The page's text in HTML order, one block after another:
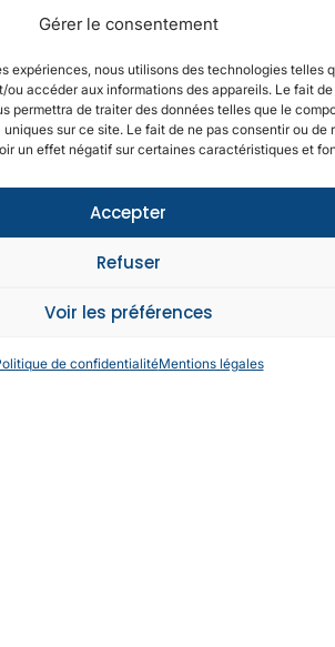
Gérer le consentement
expériences, nous utilisons des technologies telles
ou accéder aux informations des appareils. Le fait
permettra de traiter des données telles que le
sur ce site. Le fait de ne pas consentir ou de
un effet négatif sur certaines caractéristiques et
Accepter
Refuser
Voir les préférences
de confidentialitéMentions légales